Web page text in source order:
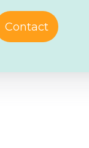
Contact